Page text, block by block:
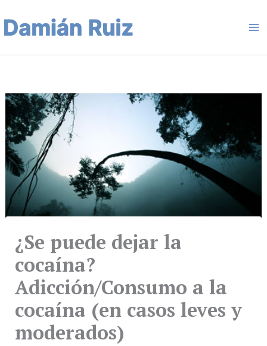
al
contenido
¿Se puede dejar la
cocaína?
Adicción/Consumo a la
cocaína (en casos leves y
moderados)